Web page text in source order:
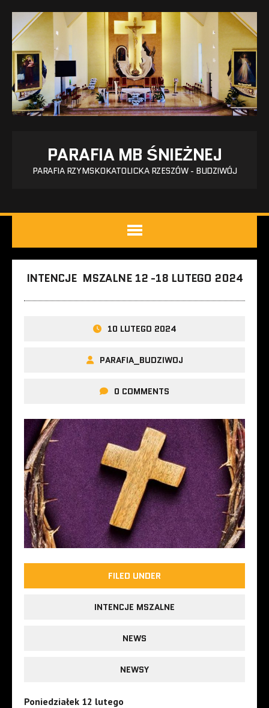
PARAFIA MB ŚNIEŻNEJ
PARAFIA RZYMSKOKATOLICKA RZESZÓW - BUDZIWÓJ
INTENCJE MSZALNE 12 -18 LUTEGO 2024
10 LUTEGO 2024
PARAFIA_BUDZIWOJ
0 COMMENTS
FILED UNDER
INTENCJE MSZALNE
NEWS
NEWSY
Poniedziałek 12 lutego